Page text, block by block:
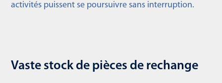
activités puissent se poursuivre sans interruption.
Vaste stock de pièces de rechange